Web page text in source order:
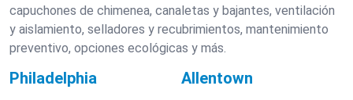
capuchones de chimenea, canaletas y bajantes, ventilación
y aislamiento, selladores y recubrimientos, mantenimiento
preventivo, opciones ecológicas y más.
Philadelphia
Allentown